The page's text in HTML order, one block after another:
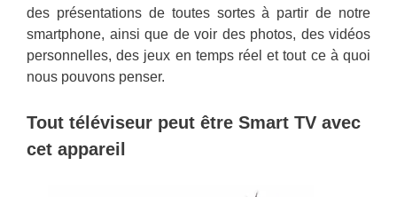
des présentations de toutes sortes à partir de notre
smartphone, ainsi que de voir des photos, des vidéos
personnelles, des jeux en temps réel et tout ce à quoi
nous pouvons penser.
Tout téléviseur peut être Smart TV avec
cet appareil